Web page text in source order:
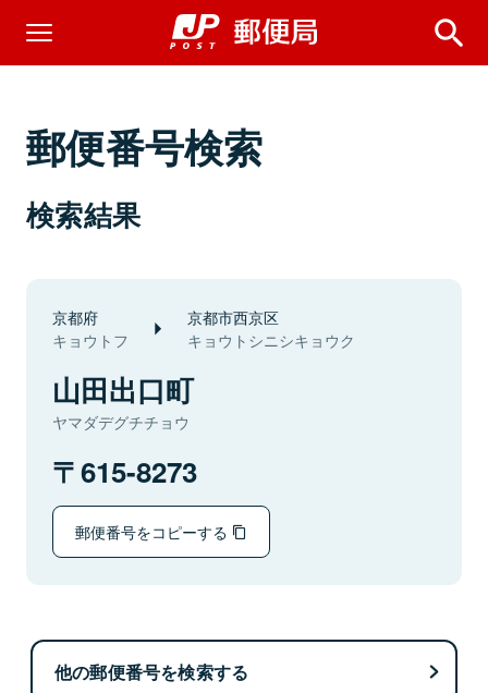
郵便番号検索
検索結果
京都府
キョウトフ
京都市西京区
キョウトシニシキョウク
山田出口町
ヤマダデグチチョウ
615-8273
郵便番号をコピーする
他の郵便番号を検索する